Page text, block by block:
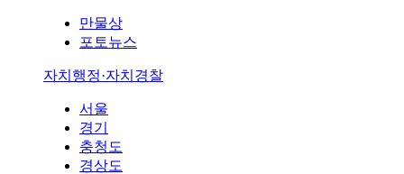
만물상
포토뉴스
자치행정·자치경찰
서울
경기
충청도
경상도